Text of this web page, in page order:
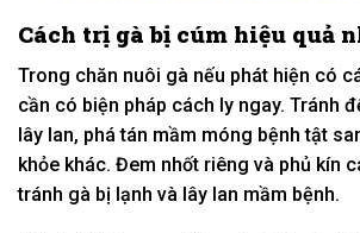
Cách trị gà bị cúm hiệu quả
Trong chăn nuôi gà nếu phát hiện có
cần có biện pháp cách ly ngay. Tránh
lây lan, phá tán mầm móng bệnh tật
khỏe khác. Đem nhốt riêng và phủ kín
tránh gà bị lạnh và lây lan mầm bệnh.